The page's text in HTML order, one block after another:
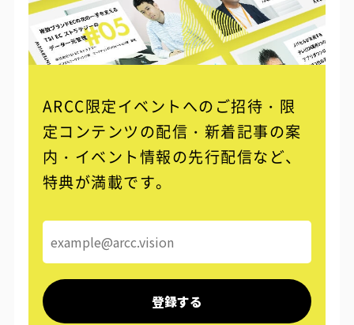
ARCC限定イベントへのご招待・限
定コンテンツの配信・ 新着記事の案
内・イベント情報の先行配信など、
特典が満載です。